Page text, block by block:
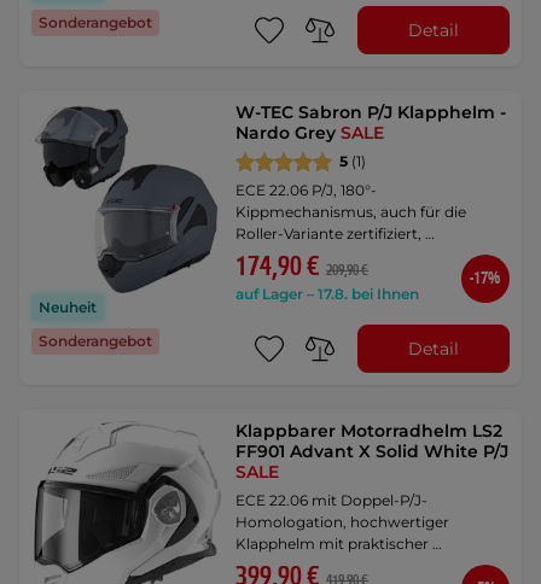
Sonderangebot
Detail
Neuheit
Sonderangebot
W-TEC Sabron P/J Klapphelm -
Nardo GreySALE
5 (1)
ECE 22.06 P/J, 180°-
Kippmechanismus, auch für die
Roller-Variante zertifiziert, …
174,90 € 209,90 €
auf Lager – 17.8. bei Ihnen
-17%
Detail
Klappbarer Motorradhelm LS2
FF901 Advant X Solid White P/J
SALE
ECE 22.06 mit Doppel-P/J-
Homologation, hochwertiger
Klapphelm mit praktischer …
399,90 €